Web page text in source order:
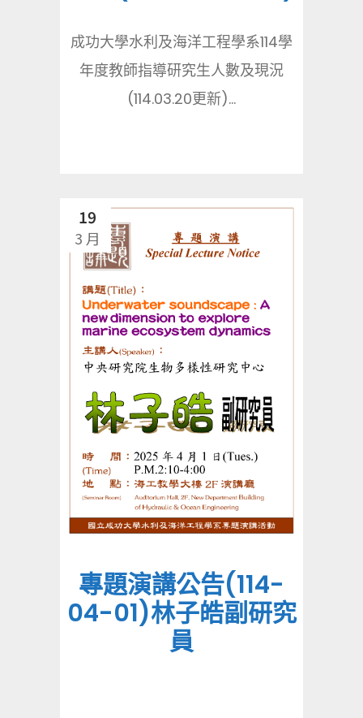
成功大學水利及海洋工程學系114學
年度教師指導研究生人數及現況
(114.03.20更新)...
19
3 月
專題演講公告(114-
04-01)林子皓副研究
員